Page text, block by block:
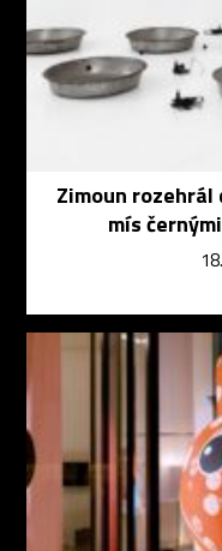
Zimoun rozehrál
mís